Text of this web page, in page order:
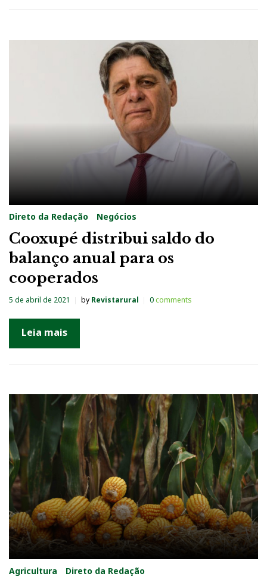
Direto da Redação Negócios
Cooxupé distribui saldo do
balanço anual para os
cooperados
5 de abril de 2021 by Revistarural 0comments
Leia mais
Agricultura Direto da Redação